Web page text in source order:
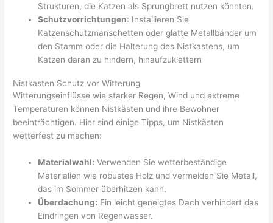
Strukturen, die Katzen als Sprungbrett nutzen könnten.
Schutzvorrichtungen: Installieren Sie
Katzenschutzmanschetten oder glatte Metallbänder um
den Stamm oder die Halterung des Nistkastens, um
Katzen daran zu hindern, hinaufzuklettern​
Nistkasten Schutz vor Witterung
Witterungseinflüsse wie starker Regen, Wind und extreme
Temperaturen können Nistkästen und ihre Bewohner
beeinträchtigen. Hier sind einige Tipps, um Nistkästen
wetterfest zu machen:
Materialwahl: Verwenden Sie wetterbeständige
Materialien wie robustes Holz und vermeiden Sie Metall,
das im Sommer überhitzen kann.
Überdachung: Ein leicht geneigtes Dach verhindert das
Eindringen von Regenwasser.